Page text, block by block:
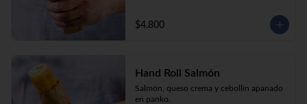
$4.800
Hand Roll Salmón
Salmón, queso crema y cebollín apanado
en panko.